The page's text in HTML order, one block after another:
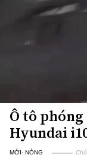
Ô tô
Hyundai
MỚI- NÓNG